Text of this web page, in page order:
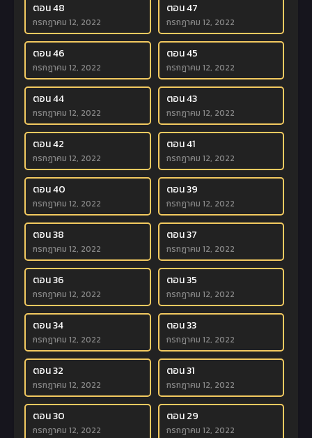
ตอน 48
กรกฎาคม 12, 2022
ตอน 47
กรกฎาคม 12, 2022
ตอน 46
กรกฎาคม 12, 2022
ตอน 45
กรกฎาคม 12, 2022
ตอน 44
กรกฎาคม 12, 2022
ตอน 43
กรกฎาคม 12, 2022
ตอน 42
กรกฎาคม 12, 2022
ตอน 41
กรกฎาคม 12, 2022
ตอน 40
กรกฎาคม 12, 2022
ตอน 39
กรกฎาคม 12, 2022
ตอน 38
กรกฎาคม 12, 2022
ตอน 37
กรกฎาคม 12, 2022
ตอน 36
กรกฎาคม 12, 2022
ตอน 35
กรกฎาคม 12, 2022
ตอน 34
กรกฎาคม 12, 2022
ตอน 33
กรกฎาคม 12, 2022
ตอน 32
กรกฎาคม 12, 2022
ตอน 31
กรกฎาคม 12, 2022
ตอน 30
กรกฎาคม 12, 2022
ตอน 29
กรกฎาคม 12, 2022